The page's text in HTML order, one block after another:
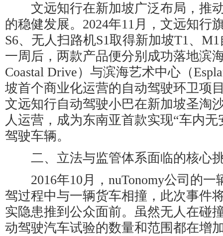
文远知行在新加坡广泛布局，推
的稳健发展。2024年11月，文远知行
S6、无人扫路机S1取得新加坡T1、
一周后，两款产品便分别成功落地滨
Coastal Drive）与滨海艺术中心（
坡首个商业化运营的自动驾驶环卫项
文远知行自动驾驶小巴在新加坡圣淘
人运营，成为东南亚首款实现“车内
驾驶车辆。
二、立法与监管体系面临的核心
2016年10月，nuTonomy公司的一
驾过程中与一辆货车相撞，此次事件
实隐患推到公众面前。虽然无人在碰
动驾驶汽车试验的数量和范围都在增